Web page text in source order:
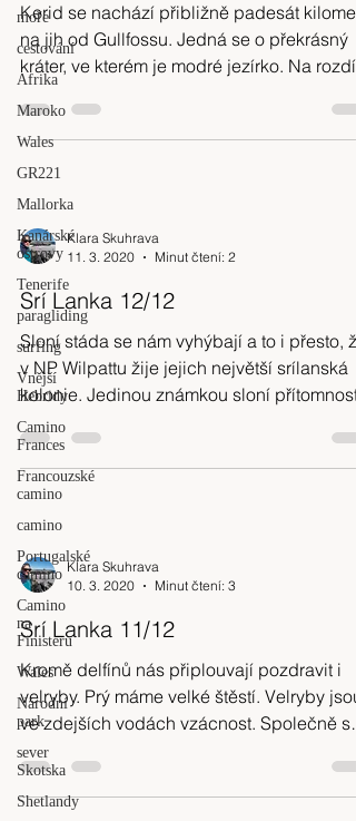
moře
cestování
Afrika
Maroko
Wales
GR221
Mallorka
Kanárské
ostrovy
Tenerife
paragliding
surfing
Vnější
Hebridy
Camino
Frances
Francouzské
camino
camino
Portugalské
camino
Camino
na
Finisteru
Wales
Národní
park
sever
Skotska
Shetlandy
Kerid se nachází přibližně padesát
na jih od Gullfossu. Jedná se o překrásný
kráter, ve kterém je modré jezírko. Na rozdíl
Klara Skuhrava
11. 3. 2020
Minut čtení: 2
Srí Lanka 12/12
Sloní stáda se nám vyhýbají a to i přesto, že
v NP Wilpattu žije jejich největší srílanská
kolonie. Jedinou známkou sloní přítomnosti
jsou
Klara Skuhrava
10. 3. 2020
Minut čtení: 3
Srí Lanka 11/12
Kromě delfínů nás připlouvají pozdravit i
velryby. Prý máme velké štěstí. Velryby jsou
ve zdejších vodách vzácnost. Společně s
námi pozoruje